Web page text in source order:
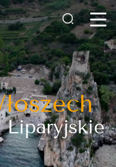
Liparyjskie